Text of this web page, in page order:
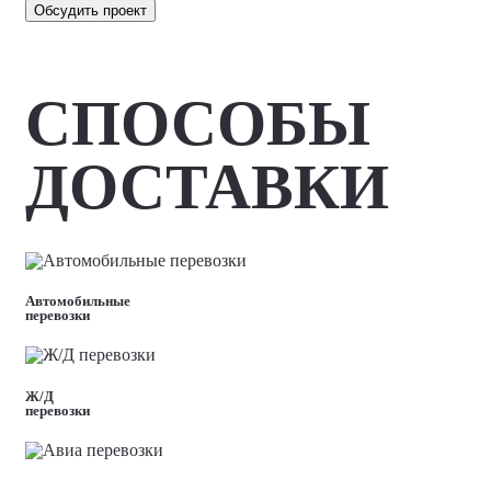
Обсудить проект
СПОСОБЫ
ДОСТАВКИ
Автомобильные
перевозки
Ж/Д
перевозки